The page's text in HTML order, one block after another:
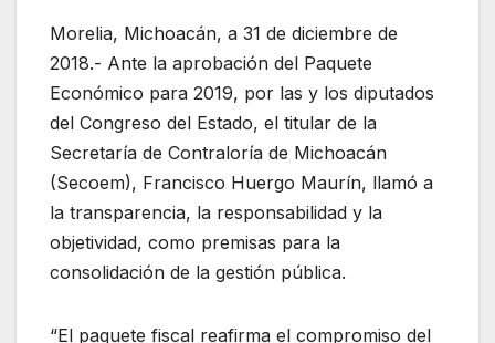
Morelia, Michoacán, a 31 de diciembre de
2018.- Ante la aprobación del Paquete
Económico para 2019, por las y los diputados
del Congreso del Estado, el titular de la
Secretaría de Contraloría de Michoacán
(Secoem), Francisco Huergo Maurín, llamó a
la transparencia, la responsabilidad y la
objetividad, como premisas para la
consolidación de la gestión pública.
“El paquete fiscal reafirma el compromiso del